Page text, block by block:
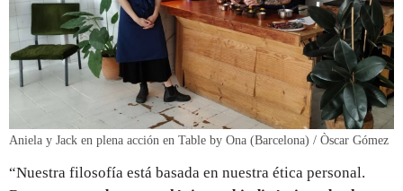
Aniela y Jack en plena acción en Table by Ona (Barcelona) / Òscar Gómez
“Nuestra filosofía está basada en nuestra ética personal.